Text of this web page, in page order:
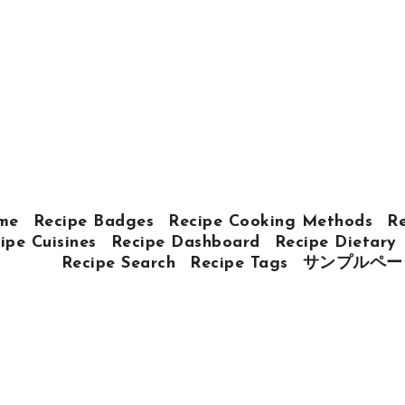
Recipe Badges Recipe Cooking Methods
Cuisines
Recipe Dashboard
Recipe Dietary
Recipe Search
Recipe Tags サンプルペ